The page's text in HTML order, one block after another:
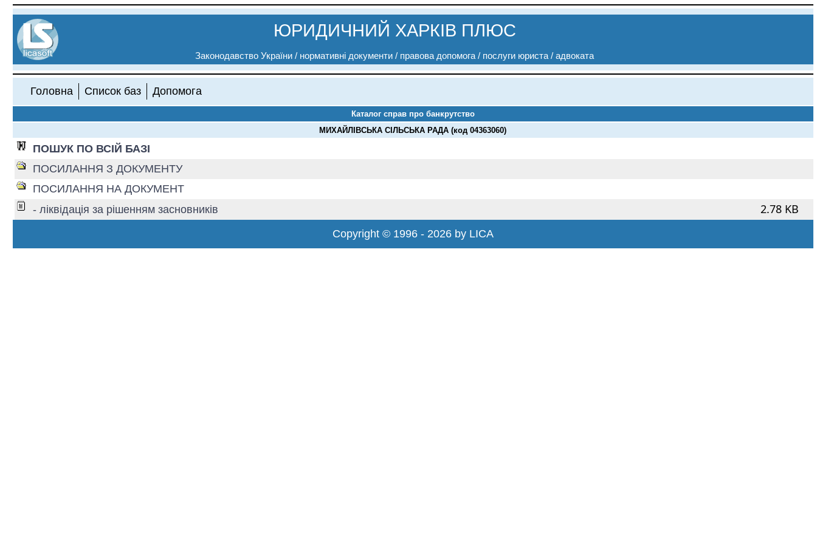
ЮРИДИЧНИЙ ХАРКІВ ПЛЮС
Законодавство України / нормативні документи / правова допомога / послуги юриста / адвоката
Головна Список баз Допомога
Каталог справ про банкрутство
МИХАЙЛІВСЬКА СІЛЬСЬКА РАДА (код 04363060)
ПОШУК ПО ВСІЙ БАЗІ
ПОСИЛАННЯ З ДОКУМЕНТУ
ПОСИЛАННЯ НА ДОКУМЕНТ
- ліквідація за рішенням засновників
2.78 KB
Copyright © 1996 - 2026 by LICA